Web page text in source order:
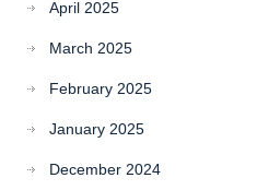
April 2025
March 2025
February 2025
January 2025
December 2024